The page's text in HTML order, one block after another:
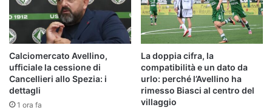
Calciomercato Avellino,
ufficiale la cessione di
Cancellieri allo Spezia: i
dettagli
1 ora fa
La doppia cifra, la
compatibilità e un dato da
urlo: perché l’Avellino ha
rimesso Biasci al centro del
villaggio